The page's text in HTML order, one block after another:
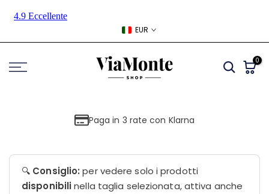
Skip
EUR
0
Paga in 3 rate con Klarna
🔍 Consiglio: per vedere solo i prodotti
disponibilinella taglia selezionata, attiva anche